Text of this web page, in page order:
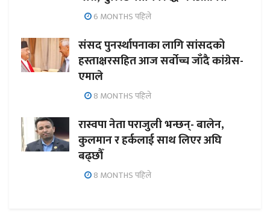
6 MONTHS पहिले
संसद पुनर्स्थापनाका लागि सांसदको
हस्ताक्षरसहित आज सर्वोच्च जाँदै कांग्रेस-
एमाले
8 MONTHS पहिले
रास्वपा नेता पराजुली भन्छन्- बालेन,
कुलमान र हर्कलाई साथ लिएर अघि
बढ्छौँ
8 MONTHS पहिले